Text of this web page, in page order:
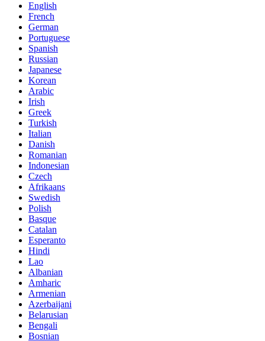
English
French
German
Portuguese
Spanish
Russian
Japanese
Korean
Arabic
Irish
Greek
Turkish
Italian
Danish
Romanian
Indonesian
Czech
Afrikaans
Swedish
Polish
Basque
Catalan
Esperanto
Hindi
Lao
Albanian
Amharic
Armenian
Azerbaijani
Belarusian
Bengali
Bosnian